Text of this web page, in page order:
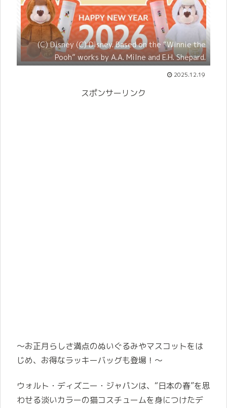
(C) Disney (C)︎ Disney. Based on the “Winnie the
Pooh” works by A.A. Milne and E.H. Shepard.
2025.12.19
スポンサーリンク
～お正月らしさ満点のぬいぐるみやマスコットをは
じめ、お得なラッキーバッグも登場！～
ウォルト・ディズニー・ジャパンは、“日本の春”を思
わせる淡いカラーの猫コスチュームを身につけたデ